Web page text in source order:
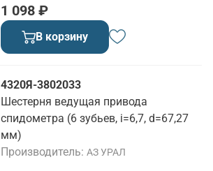
1 098 ₽
В корзину
4320Я-3802033
Шестерня ведущая привода
спидометра (6 зубьев, i=6,7, d=67,27
мм)
Производитель АЗ УРАЛ